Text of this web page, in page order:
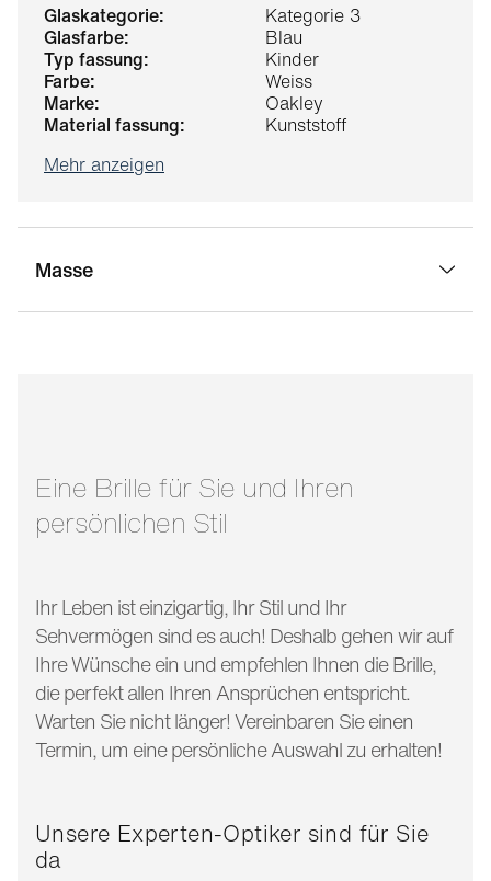
glaskategorie:
Kategorie 3
glasfarbe:
Blau
typ fassung:
Kinder
farbe:
Weiss
marke:
Oakley
material fassung:
Kunststoff
Mehr anzeigen
Masse
Eine Brille für Sie und Ihren
persönlichen Stil
Ihr Leben ist einzigartig, Ihr Stil und Ihr
Sehvermögen sind es auch! Deshalb gehen wir auf
Ihre Wünsche ein und empfehlen Ihnen die Brille,
die perfekt allen Ihren Ansprüchen entspricht.
Warten Sie nicht länger! Vereinbaren Sie einen
Termin, um eine persönliche Auswahl zu erhalten!
Unsere Experten-Optiker sind für Sie
da